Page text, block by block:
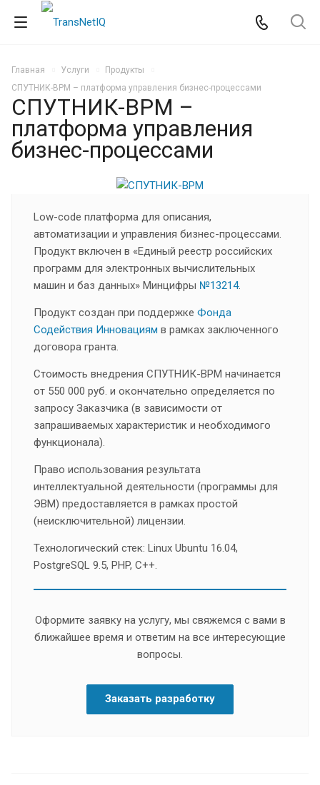
Главная Услуги
Продукты
СПУТНИК-BPM – платформа управления бизнес-процессами
СПУТНИК-BPM –
платформа управления
бизнес-процессами
Low-code платформа для описания,
автоматизации и управления бизнес-процессами.
Продукт включен в «Единый реестр российских
программ для электронных вычислительных
машин и баз данных» Минцифры №13214.
Продукт создан при поддержке Фонда
Содействия Инновациям в рамках заключенного
договора гранта.
Стоимость внедрения СПУТНИК-BPM начинается
от 550 000 руб. и окончательно определяется по
запросу Заказчика (в зависимости от
запрашиваемых характеристик и необходимого
функционала).
Право использования результата
интеллектуальной деятельности (программы для
ЭВМ) предоставляется в рамках простой
(неисключительной) лицензии.
Технологический стек: Linux Ubuntu 16.04,
PostgreSQL 9.5, PHP, C++.
Оформите заявку на услугу, мы свяжемся с вами в
ближайшее время и ответим на все интересующие
вопросы.
Заказать разработку